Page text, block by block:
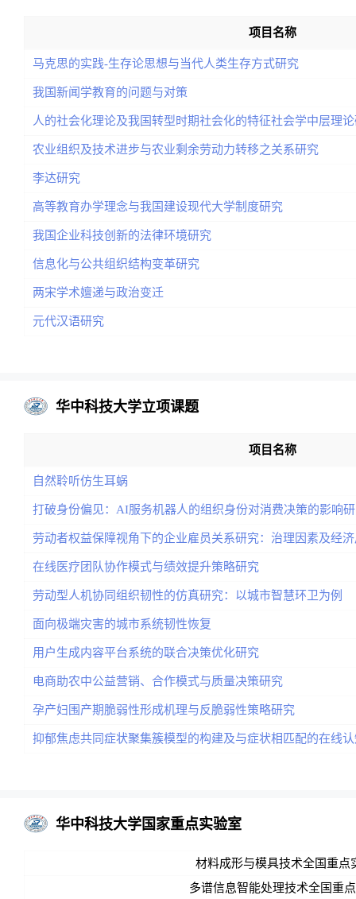
项目名称
马克思的实践-生存论思想与当代人类生存方式研究
我国新闻学教育的问题与对策
人的社会化理论及我国转型时期社会化的特征社会学中层理
农业组织及技术进步与农业剩余劳动力转移之关系研究
李达研究
高等教育办学理念与我国建设现代大学制度研究
我国企业科技创新的法律环境研究
信息化与公共组织结构变革研究
两宋学术嬗递与政治变迁
元代汉语研究
华中科技大学立项课题
项目名称
自然聆听仿生耳蜗
打破身份偏见：AI服务机器人的组织身份对消费决策的影响
劳动者权益保障视角下的企业雇员关系研究：治理因素及经
在线医疗团队协作模式与绩效提升策略研究
劳动型人机协同组织韧性的仿真研究：以城市智慧环卫为例
面向极端灾害的城市系统韧性恢复
用户生成内容平台系统的联合决策优化研究
电商助农中公益营销、合作模式与质量决策研究
孕产妇围产期脆弱性形成机理与反脆弱性策略研究
抑郁焦虑共同症状聚集簇模型的构建及与症状相匹配的在线
华中科技大学国家重点实验室
材料成形与模具技术全国重点
多谱信息智能处理技术全国重